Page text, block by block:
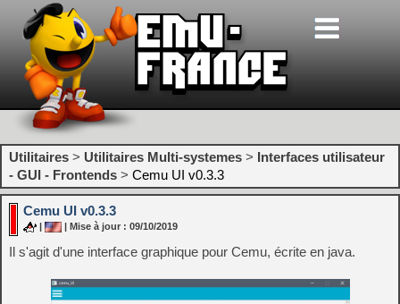
Utilitaires > Utilitaires Multi-systemes > Interfaces utilisateur
- GUI - Frontends > Cemu UI v0.3.3
Cemu UI v0.3.3
| | Mise à jour : 09/10/2019
Il s'agit d'une interface graphique pour Cemu, écrite en java.